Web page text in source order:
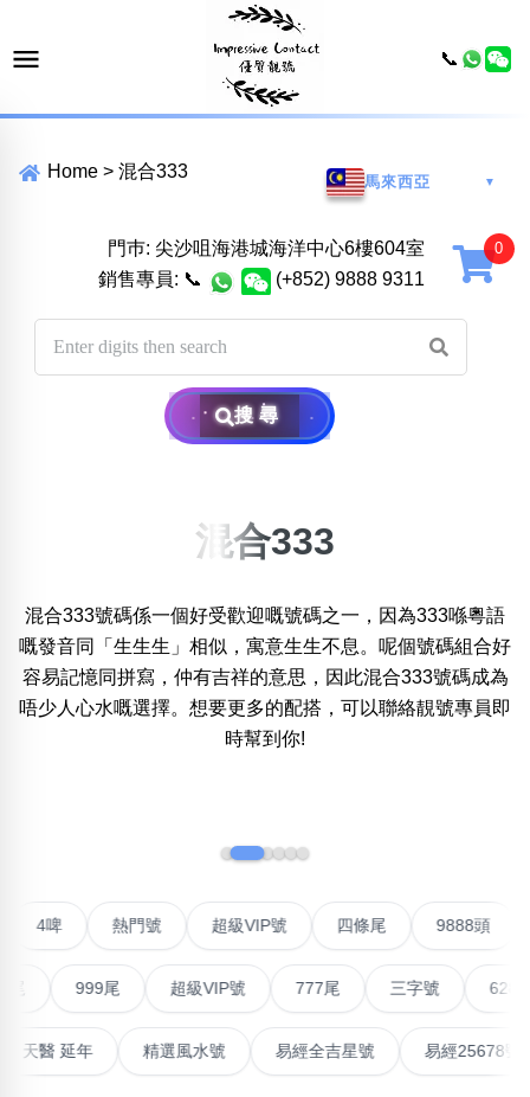
Home > 混合333
馬來西亞 ▼
門巿: 尖沙咀海港城海洋中心6樓604室
銷售專員: 📞 (+852) 9888 9311
搜尋
位置:
一 三 四 五 六 七 八 九 十
清除全部分類
搜尋
混合333
混合333號碼係一個好受歡迎嘅號碼之一，因為333喺粵語
嘅發音同「生生生」相似，寓意生生不息。呢個號碼組合好
容易記憶同拼寫，仲有吉祥的意思，因此混合333號碼成為
唔少人心水嘅選擇。想要更多的配搭，可以聯絡靚號專員即
時幫到你!
熱門號 超級VIP號 四條尾 9888
999尾 超級VIP號 777尾 三字號 6288頭
能量生氣 天醫 延年 精選風水號 易經全吉星號 易經
📞